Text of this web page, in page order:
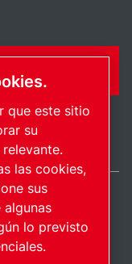
Copyright.
que este sitio
su
las cookies,
sus
algunas
lo previsto